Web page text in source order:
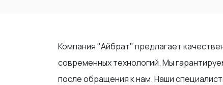
Компания "Айбрат" предлагает
современных технологий. Мы
после обращения к нам. Наши